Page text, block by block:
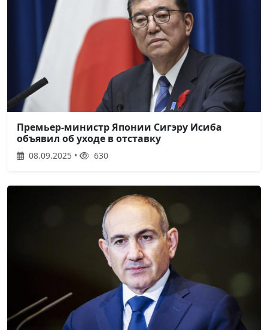
Премьер-министр Японии Сигэру Исиба
объявил об уходе в отставку
08.09.2025 • 630